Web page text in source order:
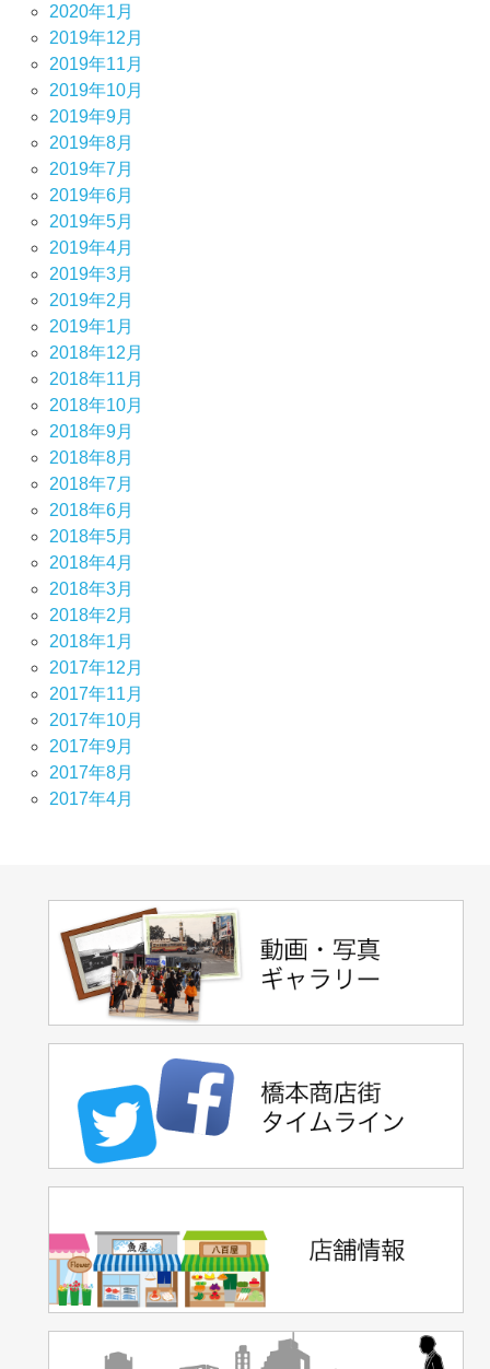
2020年1月
2019年12月
2019年11月
2019年10月
2019年9月
2019年8月
2019年7月
2019年6月
2019年5月
2019年4月
2019年3月
2019年2月
2019年1月
2018年12月
2018年11月
2018年10月
2018年9月
2018年8月
2018年7月
2018年6月
2018年5月
2018年4月
2018年3月
2018年2月
2018年1月
2017年12月
2017年11月
2017年10月
2017年9月
2017年8月
2017年4月